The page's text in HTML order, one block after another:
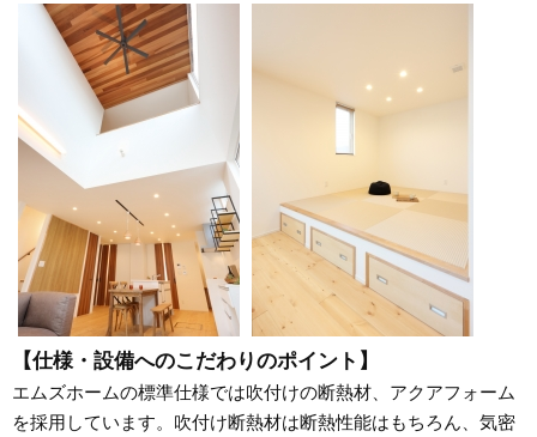
【仕様・設備へのこだわりのポイント】
エムズホームの標準仕様では吹付けの断熱材、アクアフォーム
を採用しています。吹付け断熱材は断熱性能はもちろん、気密